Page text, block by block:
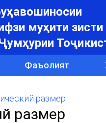
муҳити зисти
Фаъолият
размер
размер